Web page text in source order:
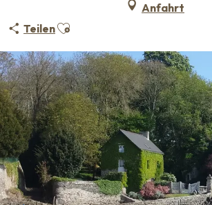
Anfahrt
TeilenAjouter aux favoris